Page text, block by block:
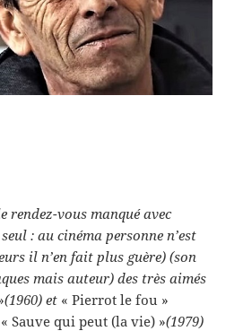
rendez-vous manqué avec
: au cinéma personne n’est
il n’en fait plus guère) (son
mais auteur) des très aimés
(1960) et « Pierrot le fou »
« Sauve qui peut (la vie) »(1979)